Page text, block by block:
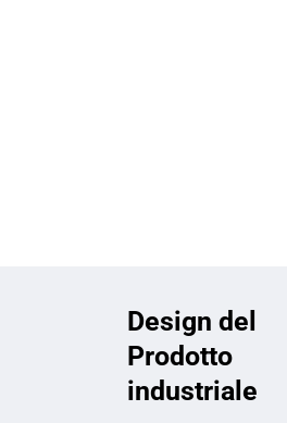
Design del
Prodotto
industriale